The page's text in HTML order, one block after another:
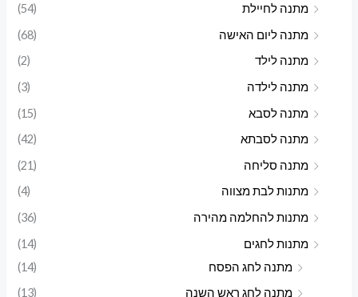
מתנה לחיילת
(54)
מתנה ליום האישה
(68)
מתנה לילד
(2)
מתנה לילדה
(3)
מתנה לסבא
(15)
מתנה לסבתא
(42)
מתנה סליחה
(21)
מתנות לבת מצווה
(4)
מתנות להחלמה מהירה
(36)
מתנות לחגים
(14)
מתנה לחג הפסח
(14)
מתנה לחג ראש השנה
(13)